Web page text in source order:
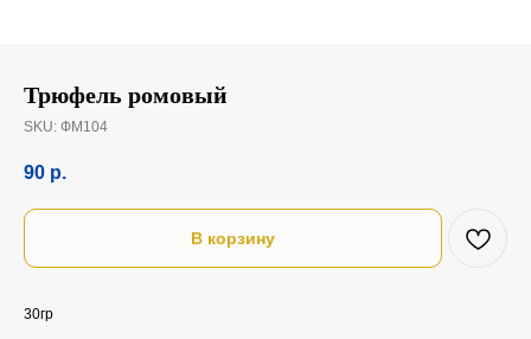
Трюфель ромовый
SKU: ФМ104
90 р.
В корзину
30гр